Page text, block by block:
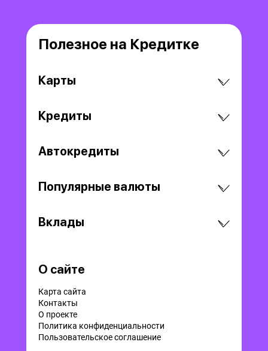
Полезное на Кредитке
Карты
Кредиты
Автокредиты
Популярные валюты
Вклады
О сайте
Карта сайта
Контакты
О проекте
Политика конфиденциальности
Пользовательское соглашение